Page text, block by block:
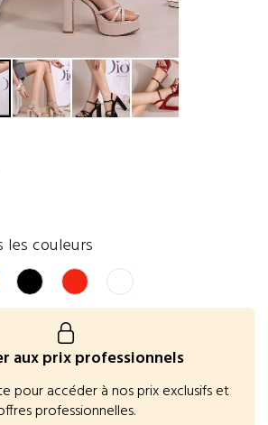
les couleurs
aux prix professionnels
pour accéder à nos prix exclusifs et
professionnelles.